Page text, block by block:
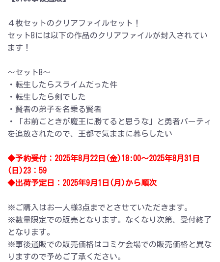
４枚セットのクリアファイルセット！
セットBには以下の作品のクリアファイルが封入されてい
ます！
～セットB～
・転生したらスライムだった件
・転生したら剣でした
・賢者の弟子を名乗る賢者
・「お前ごときが魔王に勝てると思うな」と勇者パーティ
を追放されたので、王都で気ままに暮らしたい
◆予約受付：2025年8月22日(金)18:00～2025年8月31日
(日)23：59
◆出荷予定日：2025年9月1日(月)から順次
※ご購入はお一人様3点までとさせていただきます。
※数量限定での販売となります。なくなり次第、受付終了
となります。
※事後通販での販売価格はコミケ会場での販売価格と異な
りますので予めご了承ください。